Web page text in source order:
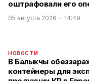
оштрафовали его
05 августа 2026 14:49
НОВОСТИ
В Балыкчы
контейнеры для